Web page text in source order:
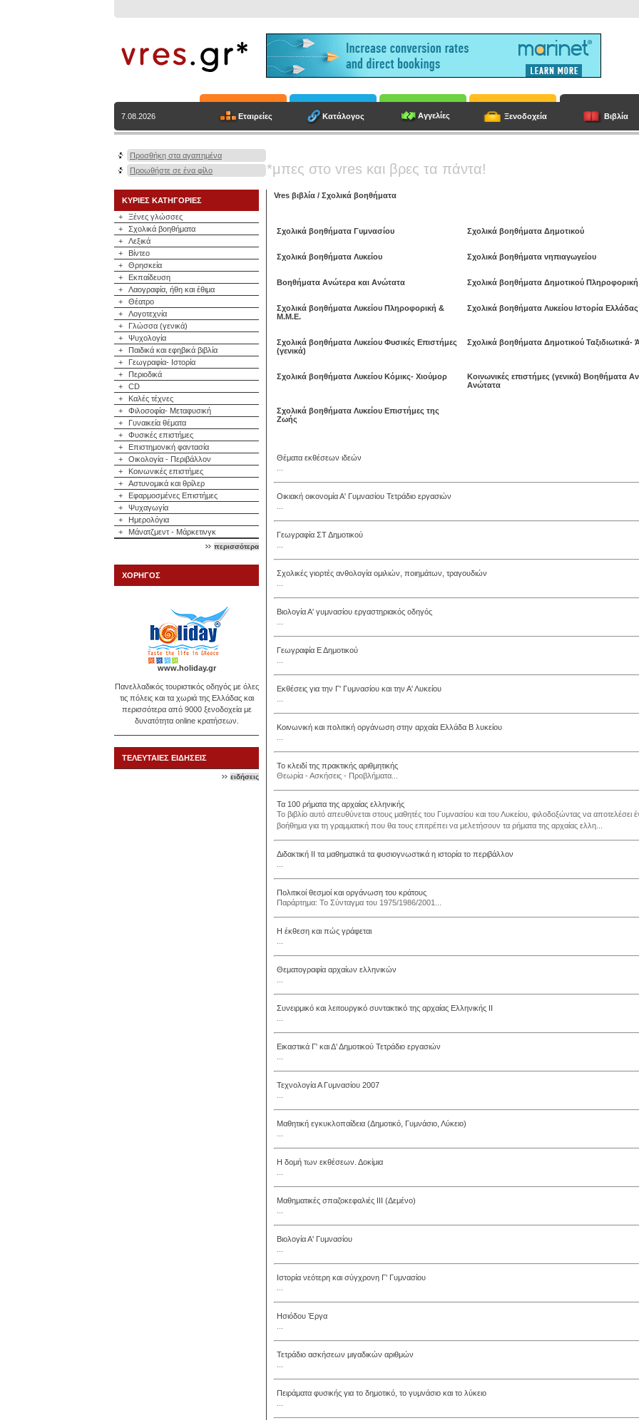
7.08.2026 Εταιρείες Κατάλογος Αγγελίες Ξενοδοχεία Βιβλία
Προσθήκη στα αγαπημένα
Προωθήστε σε ένα φίλο
*μπες στο vres και βρες τα πάντα!
ΚΥΡΙΕΣ ΚΑΤΗΓΟΡΙΕΣ
+
Ξένες γλώσσες
+
Σχολικά βοηθήματα
+
Λεξικά
+
Βίντεο
+
Θρησκεία
+
Εκπαίδευση
+
Λαογραφία, ήθη και έθιμα
+
Θέατρο
+
Λογοτεχνία
+
Γλώσσα (γενικά)
+
Ψυχολογία
+
Παιδικά και εφηβικά βιβλία
+
Γεωγραφία- Ιστορία
+
Περιοδικά
+
CD
+
Καλές τέχνες
+
Φιλοσοφία- Μεταφυσική
+
Γυναικεία θέματα
+
Φυσικές επιστήμες
+
Επιστημονική φαντασία
+
Οικολογία - Περιβάλλον
+
Κοινωνικές επιστήμες
+
Αστυνομικά και θρίλερ
+
Εφαρμοσμένες Επιστήμες
+
Ψυχαγωγία
+
Ημερολόγια
+
Μάνατζμεντ - Μάρκετινγκ
περισσότερα
ΧΟΡΗΓΟΣ
www.holiday.gr
Πανελλαδικός τουριστικός οδηγός με όλες
τις πόλεις και τα χωριά της Ελλάδας και
περισσότερα από 9000 ξενοδοχεία με
δυνατότητα online κρατήσεων.
ΤΕΛΕΥΤΑΙΕΣ ΕΙΔΗΣΕΙΣ
ειδήσεις
Vres βιβλία / Σχολικά βοηθήματα
Σχολικά βοηθήματα Γυμνασίου Σχολικά βοηθήματα Δημοτικού
Σχολικά βοηθήματα Λυκείου Σχολικά βοηθήματα νηπιαγωγείου
Βοηθήματα Ανώτερα και Ανώτατα Σχολικά βοηθήματα Δημοτικού
Σχολικά βοηθήματα Λυκείου Πληροφορική &
Μ.Μ.Ε.
Σχολικά βοηθήματα Λυκείου Ιστορία Ελλάδας
Σχολικά βοηθήματα Λυκείου Φυσικές Επιστήμες
(γενικά)
Σχολικά βοηθήματα Δημοτικού Ταξιδιωτικά-
Σχολικά βοηθήματα Λυκείου Κόμικς- Χιούμορ
Κοινωνικές επιστήμες (γενικά) Βοηθήματα
Ανώτατα
Σχολικά βοηθήματα Λυκείου Επιστήμες της
Ζωής
Θέματα εκθέσεων ιδεών
Οικιακή οικονομία Α' Γυμνασίου Τετράδιο εργασιών
Γεωγραφία ΣΤ Δημοτικού
Σχολικές γιορτές ανθολογία ομιλιών, ποιημάτων, τραγουδιών
Βιολογία Α' γυμνασίου εργαστηριακός οδηγός
Γεωγραφία Ε Δημοτικού
Εκθέσεις για την Γ' Γυμνασίου και την Α' Λυκείου
Κοινωνική και πολιτική οργάνωση στην αρχαία Ελλάδα Β λυκείου
Το κλειδί της πρακτικής αριθμητικής
Θεωρία - Ασκήσεις - Προβλήματα...
Τα 100 ρήματα της αρχαίας ελληνικής
Το βιβλίο αυτό απευθύνεται στους μαθητές του Γυμνασίου και του Λυκείου, φιλοδοξώντας να αποτελέσει
βοήθημα για τη γραμματική που θα τους επιτρέπει να μελετήσουν τα ρήματα της αρχαίας ελλη...
Διδακτική ΙΙ τα μαθηματικά τα φυσιογνωστικά η ιστορία το περιβάλλον
Πολιτικοί θεσμοί και οργάνωση του κράτους
Παράρτημα: Το Σύνταγμα του 1975/1986/2001...
Η έκθεση και πώς γράφεται
Θεματογραφία αρχαίων ελληνικών
Συνειρμικό και λειτουργικό συντακτικό της αρχαίας Ελληνικής ΙΙ
Εικαστικά Γ' και Δ' Δημοτικού Τετράδιο εργασιών
Τεχνολογία Α Γυμνασίου 2007
Μαθητική εγκυκλοπαίδεια (Δημοτικό, Γυμνάσιο, Λύκειο)
Η δομή των εκθέσεων. Δοκίμια
Μαθηματικές σπαζοκεφαλιές ΙΙΙ (Δεμένο)
Βιολογία Α' Γυμνασίου
Ιστορία νεότερη και σύγχρονη Γ' Γυμνασίου
Ησιόδου Έργα
Τετράδιο ασκήσεων μιγαδικών αριθμών
Πειράματα φυσικής για το δημοτικό, το γυμνάσιο και το λύκειο